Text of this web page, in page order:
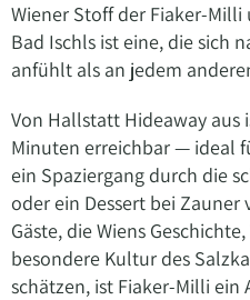
Wiener Stoff der Fiaker-
Bad Ischls ist eine, die sich
anfühlt als an jedem
Von Hallstatt Hideaway aus
Minuten erreichbar — ideal
ein Spaziergang durch die
oder ein Dessert bei Zauner
Gäste, die Wiens
besondere Kultur des
schätzen, ist Fiaker-Milli ein